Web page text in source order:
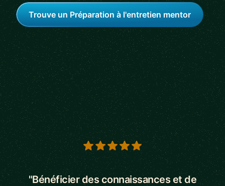
Trouve un Préparation à l'entretien mentor
5 out of 5 stars
"Bénéficier des connaissances et de